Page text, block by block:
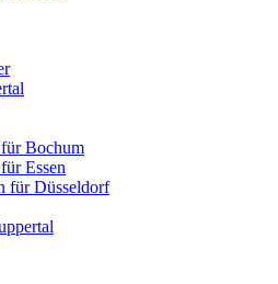
Bochum
Essen
für Düsseldorf